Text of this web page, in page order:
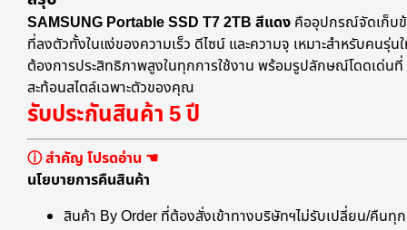
SAMSUNG Portable SSD T7 2TB สีแดง คืออุปกรณ์จัดเก็บ
ที่ลงตัวทั้งในแง่ของความเร็ว ดีไซน์ และความจุ เหมาะสำหรับคนรุ่น
ต้องการประสิทธิภาพสูงในทุกการใช้งาน พร้อมรูปลักษณ์โดดเด่นที่
สะท้อนสไตล์เฉพาะตัวของคุณ
รับประกันสินค้า 5 ปี
ⓘ สำคัญ โปรดอ่าน ☚
นโยบายการคืนสินค้า
สินค้า By Order ที่ต้องสั่งเข้าทางบริษัทฯไม่รับเปลี่ยน/คืนทุก